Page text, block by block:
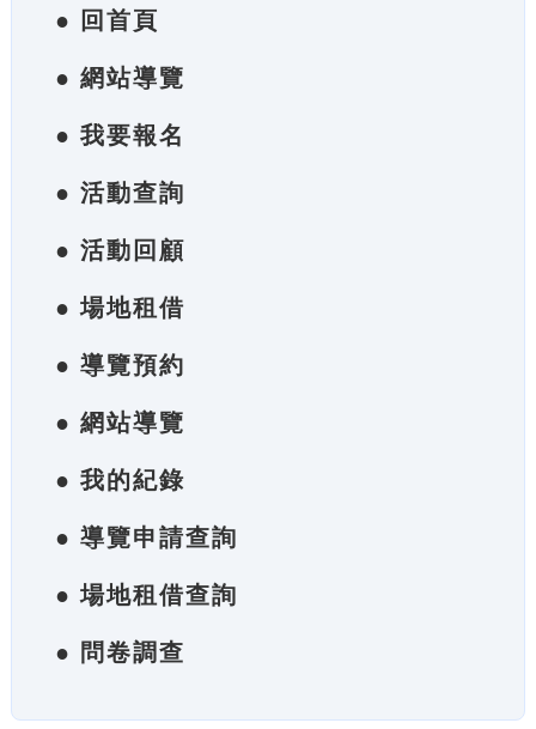
● 回首頁
● 網站導覽
● 我要報名
● 活動查詢
● 活動回顧
● 場地租借
● 導覽預約
● 網站導覽
● 我的紀錄
● 導覽申請查詢
● 場地租借查詢
● 問卷調查